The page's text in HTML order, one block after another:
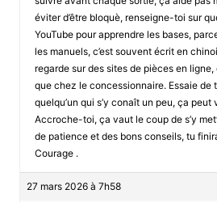
éviter d’être bloquè, renseigne-toi sur
YouTube pour apprendre les bases,
les manuels, c’est souvent écrit en
regarde sur des sites de pièces en ligne,
que chez le concessionnaire. Essaie de
quelqu’un qui s’y conaît un peu, ça
Accroche-toi, ça vaut le coup de s’y
de patience et des bons conseils, tu
Courage .
27 mars 2026 à 7h58